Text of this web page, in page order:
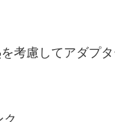
考慮してアダプ
ク